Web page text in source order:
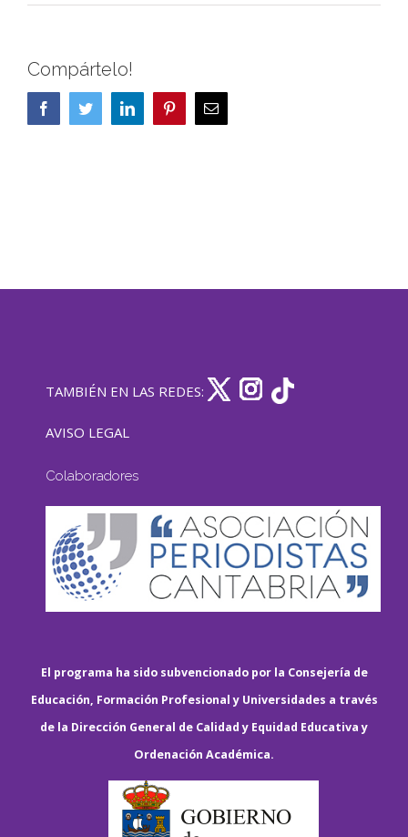
Compártelo!
FacebookTwitterLinkedIn PinterestCorreo
electrónico
TAMBIÉN EN LAS REDES:
AVISO LEGAL
Colaboradores
El programa ha sido subvencionado por la Consejería de
Educación, Formación Profesional y Universidades a través
de la Dirección General de Calidad y Equidad Educativa y
Ordenación Académica.